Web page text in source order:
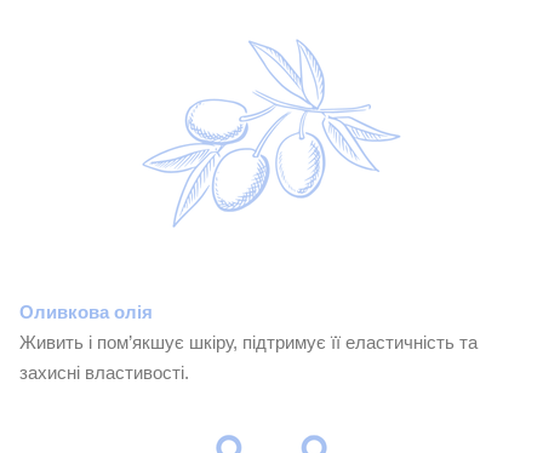
Оливкова олія
Живить і пом’якшує шкіру, підтримує її еластичність та
захисні властивості.